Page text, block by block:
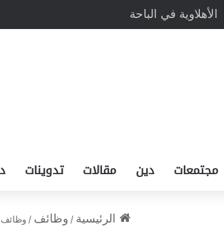
الأهلاوية في الباحة
مجتمعات دين مقالات تدوينات
الرئيسية / وظائف / وظائف